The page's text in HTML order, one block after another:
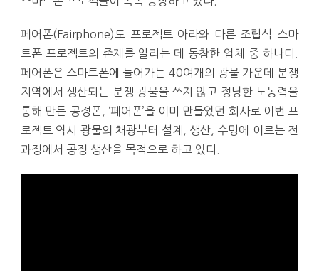
페어폰(Fairphone)도 프로젝트 아라와 다른 조립식 스마
트폰 프로젝트의 존재를 알리는 데 동참한 업체 중 하나다.
페어폰은 스마트폰에 들어가는 40여개의 광물 가운데 분쟁
지역에서 생산되는 분쟁 광물을 쓰지 않고 정당한 노동력을
통해 만든 공정폰, ‘페어폰’을 이미 만들었던 회사로 이번 프
로젝트 역시 광물의 채광부터 설계, 생산, 수명에 이르는 전
과정에서 공정 생산을 목적으로 하고 있다.